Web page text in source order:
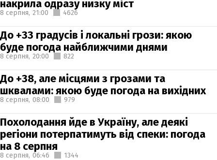
накрила одразу низку міст
8 серпня, 21:00 4626
До +33 градусів і локальні грози: якою
буде погода найближчими днями
8 серпня, 20:00 822
До +38, але місцями з грозами та
шквалами: якою буде погода на вихідних
8 серпня, 08:00 979
Похолодання йде в Україну, але деякі
регіони потерпатимуть від спеки: погода
на 8 серпня
8 серпня, 06:46 1344